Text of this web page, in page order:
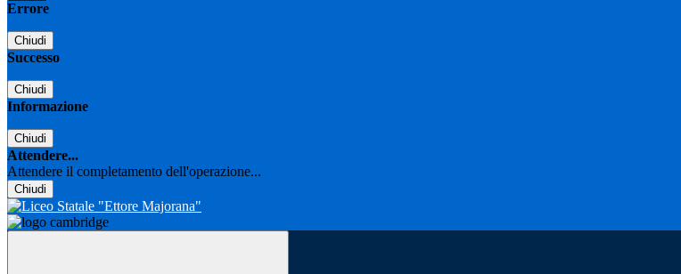
Errore
Chiudi
Successo
Chiudi
Informazione
Chiudi
Attendere...
Attendere il completamento dell'operazione...
Chiudi